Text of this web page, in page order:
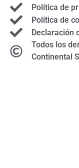
Política de
Política de
Declaración
Todos los
Continental